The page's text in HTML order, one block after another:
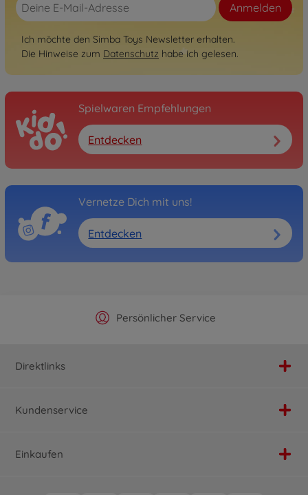
Anmelden
Ich möchte den Simba Toys Newsletter erhalten.
Die Hinweise zum Datenschutz habe ich gelesen.
Spielwaren Empfehlungen
Entdecken
Vernetze Dich mit uns!
Entdecken
Offizieller Hersteller Shop
Persönlicher Service
Versandkostenfrei ab 25€
Schnelle Lieferung
Direktlinks
Kundenservice
Einkaufen